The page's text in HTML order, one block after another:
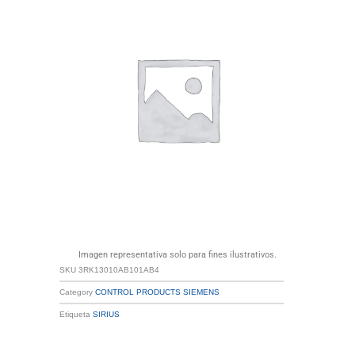
Imagen representativa solo para fines ilustrativos.
SKU 3RK13010AB101AB4
Category CONTROL PRODUCTS SIEMENS
Etiqueta SIRIUS